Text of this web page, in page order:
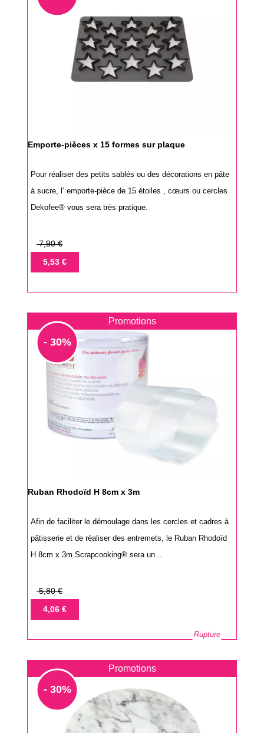
Emporte-pièces x 15 formes sur plaque
Pour réaliser des petits sablés ou des décorations en pâte
à sucre, l’ emporte-pièce de 15 étoiles , cœurs ou cercles
Dekofee® vous sera très pratique.
Prix
base
7,90 €
Prix5,53 €
Promotions
- 30%
Ruban Rhodoïd H 8cm x 3m
Afin de faciliter le démoulage dans les cercles et cadres à
pâtisserie et de réaliser des entremets, le Ruban Rhodoïd
H 8cm x 3m Scrapcooking® sera un...
Prix
base
5,80 €
Prix4,06 €
Rupture
Promotions
- 30%